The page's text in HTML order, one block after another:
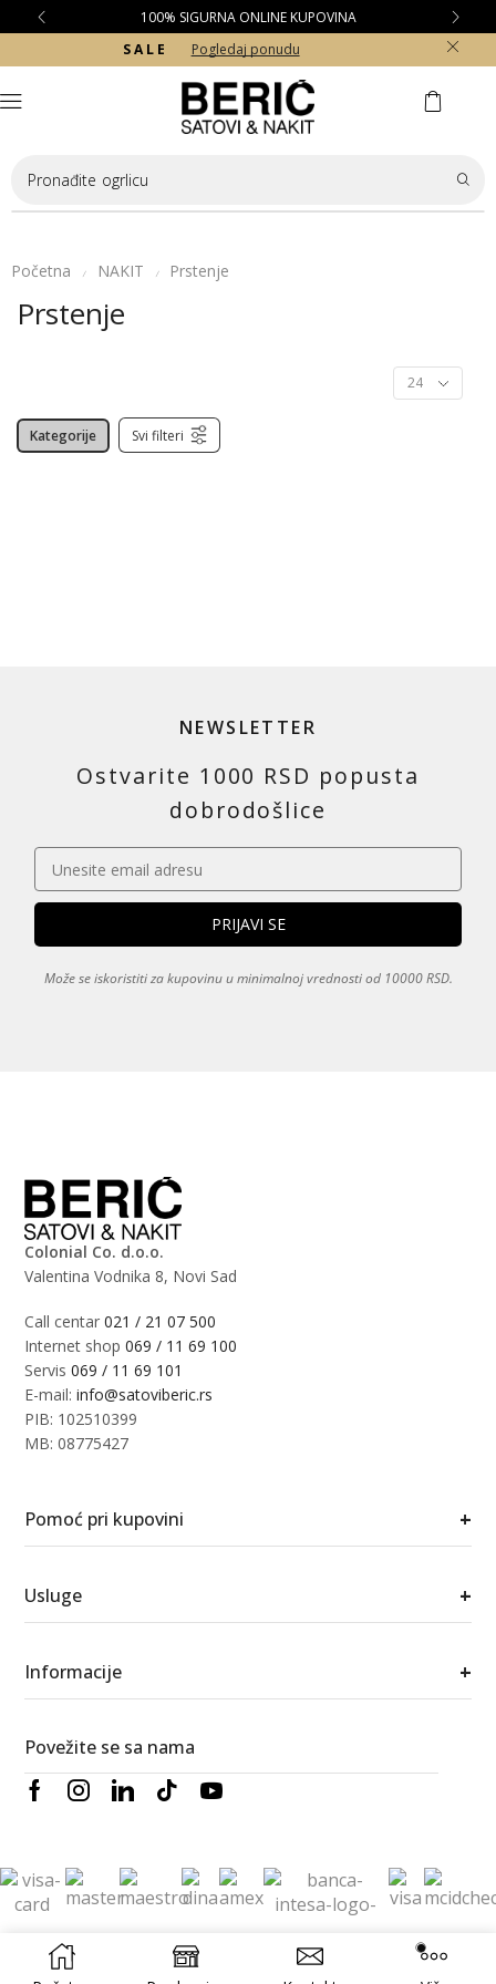
100% SIGURNA ONLINE KUPOVINA
S A L E
Pogledaj ponudu
Pronađite ogrlicu
Početna / NAKIT / Prstenje
Prstenje
Kategorije Svi filteri
NEWSLETTER
Ostvarite 1000 RSD popusta
dobrodošlice
Može se iskoristiti za kupovinu u minimalnoj vrednosti od 10000 RSD.
Colonial Co. d.o.o.
Valentina Vodnika 8, Novi Sad
Call centar021 / 21 07 500
Internet shop069 / 11 69 100
Servis069 / 11 69 101
E-mail:info@satoviberic.rs
PIB: 102510399
MB: 08775427
Pomoć pri kupovini +
Usluge +
Informacije +
Povežite se sa nama
© 2026 Berić satovi i nakit. Sva prava zadržana.